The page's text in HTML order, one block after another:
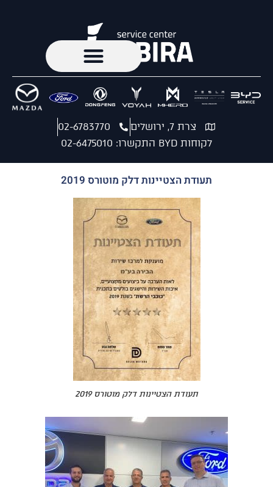
צרת 7, ירושלים
02-6783770
לקוחות BYD התקשרו: 02-6475010
תעודת הצטיינות דלק מוטורס 2019
תעודת הצטיינות דלק מוטורס 2019